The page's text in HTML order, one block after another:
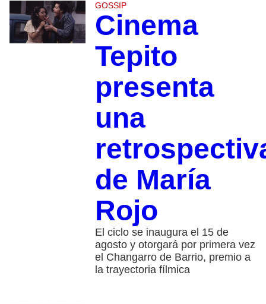
GOSSIP
Cinema
Tepito
presenta
una
de María
Rojo
El ciclo se inaugura el 15 de
agosto y otorgará por primera vez
el Changarro de Barrio, premio a
la trayectoria fílmica